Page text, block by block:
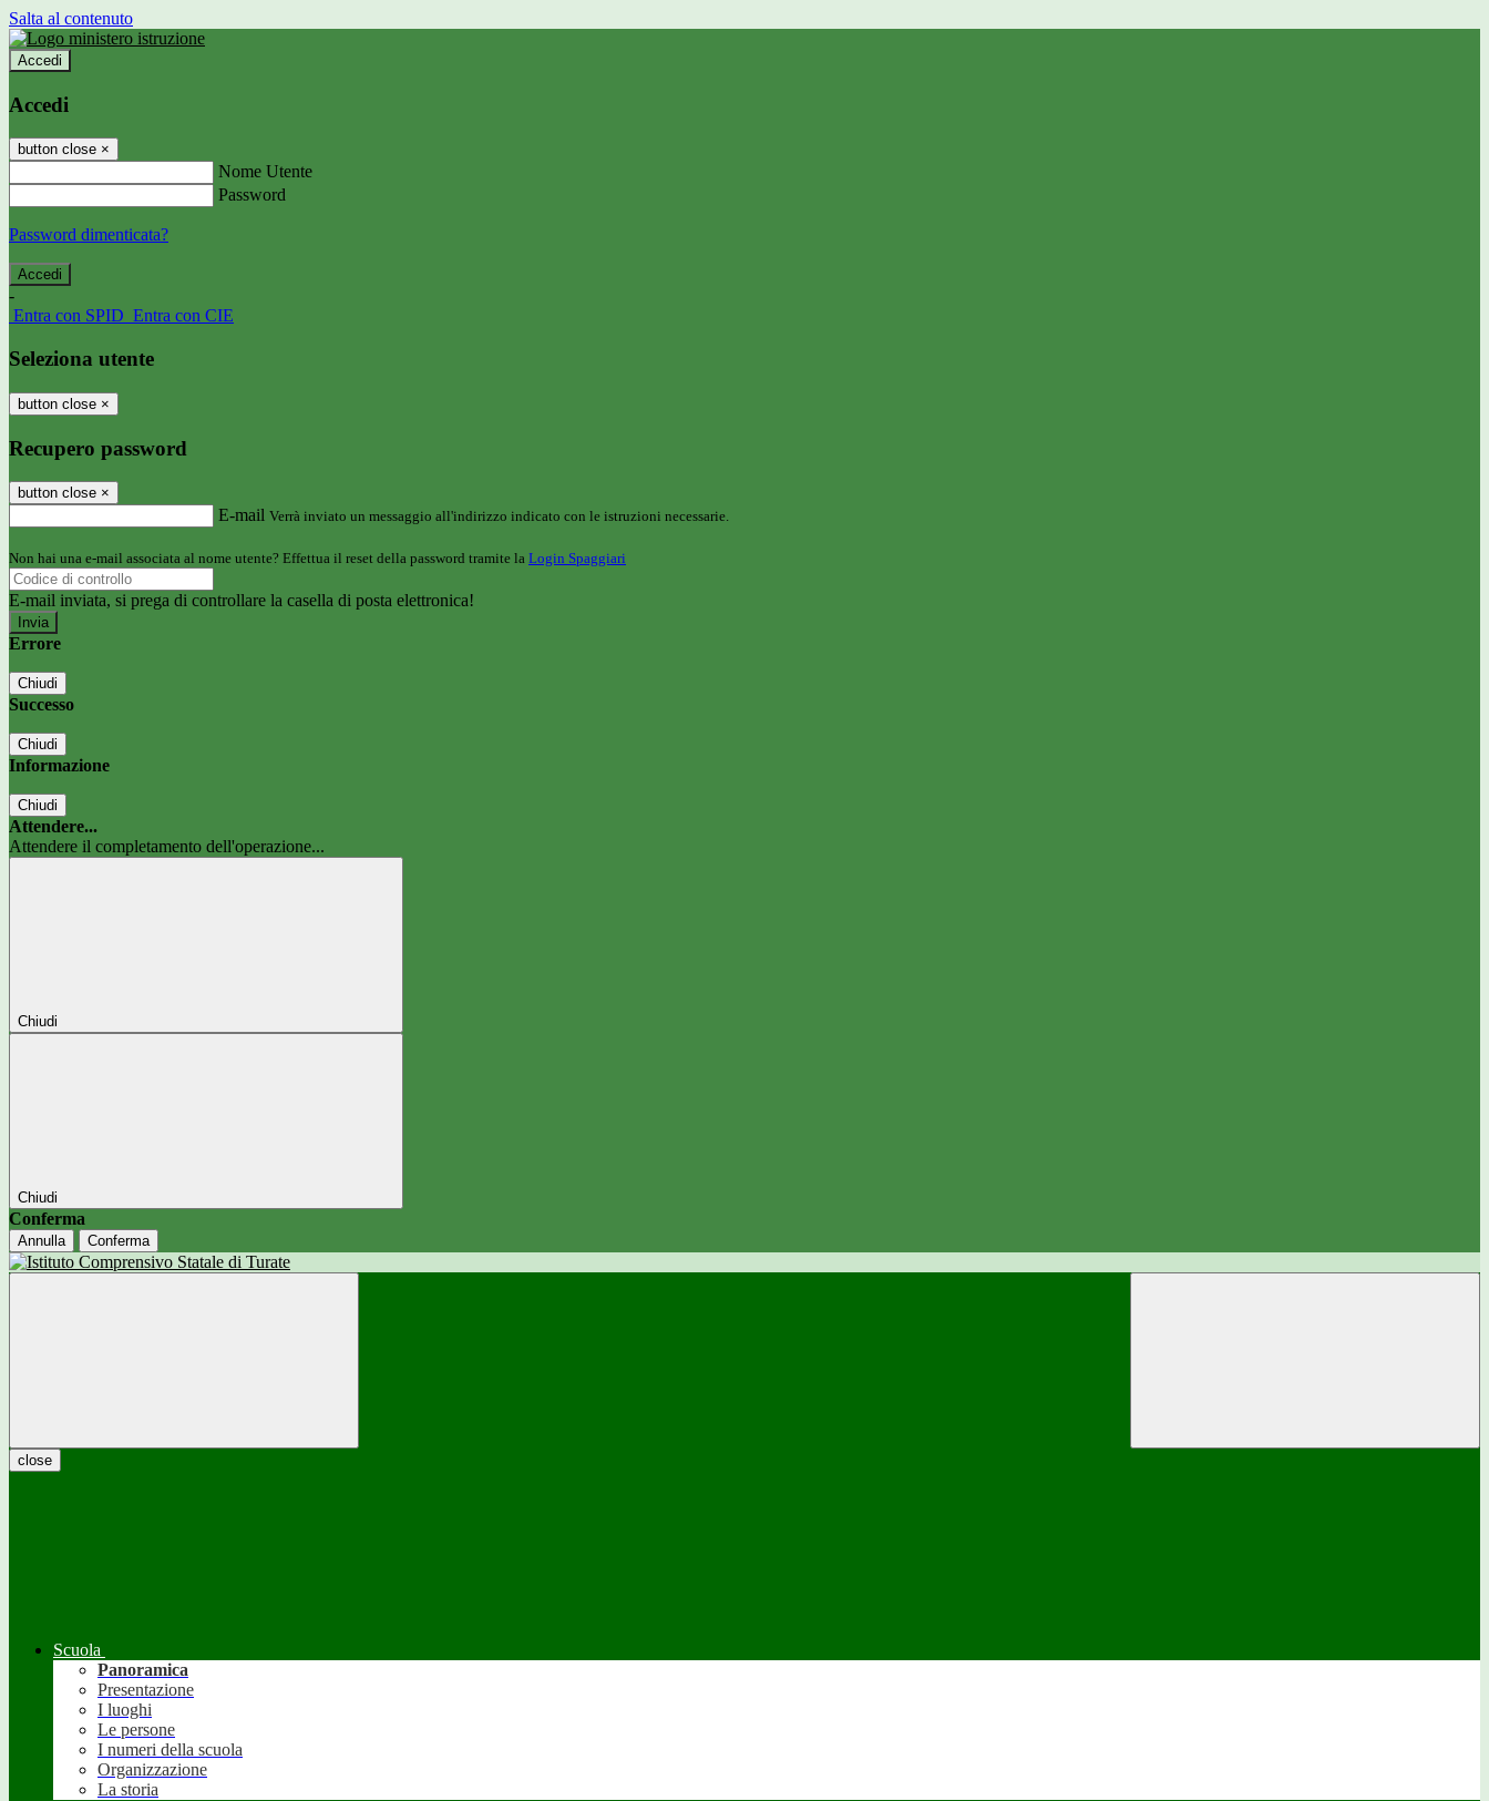
Salta al contenuto
Accedi
Accedi
button close ×
Nome Utente
Password
Password dimenticata?
-
Entra con SPID Entra con CIE
Seleziona utente
button close ×
Recupero password
button close ×
E-mail Verrà inviato un messaggio all'indirizzo indicato con le istruzioni necessarie.
Non hai una e-mail associata al nome utente? Effettua il reset della password tramite la Login Spaggiari
E-mail inviata, si prega di controllare la casella di posta elettronica!
Errore
Chiudi
Successo
Chiudi
Informazione
Chiudi
Attendere...
Attendere il completamento dell'operazione...
Chiudi
Chiudi
Conferma
Annulla Conferma
close
Scuola
Panoramica
Presentazione
I luoghi
Le persone
I numeri della scuola
Organizzazione
La storia